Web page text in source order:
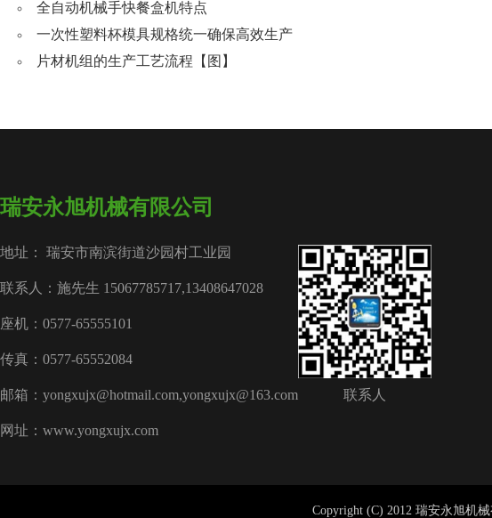
全自动机械手快餐盒机特点
一次性塑料杯模具规格统一确保高效生产
片材机组的生产工艺流程【图】
瑞安永旭机械有限公司
地址： 瑞安市南滨街道沙园村工业园
联系人：施先生 15067785717,13408647028
座机：0577-65555101
传真：0577-65552084
邮箱：yongxujx@hotmail.com,yongxujx@163.com
网址：www.yongxujx.com
联系人
Copyright (C) 2012 瑞安永旭机